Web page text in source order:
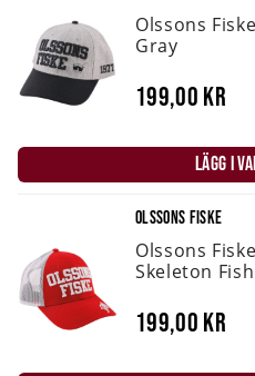
Olssons
Gray
199,00 kr
LÄGG I
OLSSONS FISKE
Olssons
Skeleton Fish
199,00 kr